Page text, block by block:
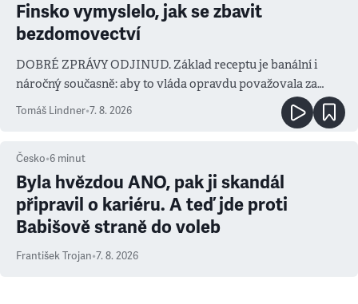
Finsko vymyslelo, jak se zbavit
bezdomovectví
DOBRÉ ZPRÁVY ODJINUD. Základ receptu je banální i
náročný současně: aby to vláda opravdu považovala za
prioritu
Tomáš Lindner•7. 8. 2026
Česko•6 minut
Byla hvězdou ANO, pak ji skandál
připravil o kariéru. A teď jde proti
Babišově straně do voleb
František Trojan•7. 8. 2026